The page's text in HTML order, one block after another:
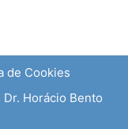
de Cookies
Horácio Bento